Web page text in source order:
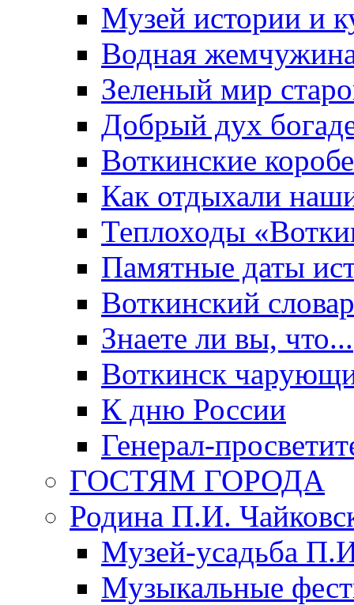
Музей истории и
Водная
Зеленый мир
Добрый дух
Воткинские
Как отдыхали
Теплоходы
Памятные даты
Воткинский
Знаете ли вы, что...
Воткинск
К дню России
Генерал-
ГОСТЯМ ГОРОДА
Родина П.И.
Музей-усадьба
Музыкальные